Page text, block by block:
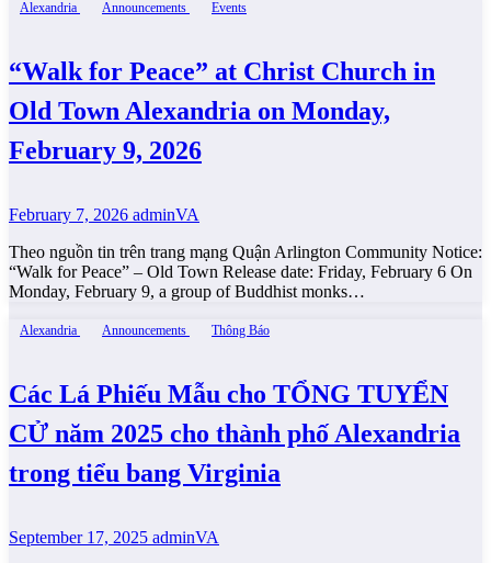
Alexandria Announcements Events
“Walk for Peace” at Christ Church in
Old Town Alexandria on Monday,
February 9, 2026
February 7, 2026 adminVA
Theo nguồn tin trên trang mạng Quận Arlington Community Notice:
“Walk for Peace” – Old Town Release date: Friday, February 6 On
Monday, February 9, a group of Buddhist monks…
Alexandria Announcements Thông Báo
Các Lá Phiếu Mẫu cho TỔNG TUYỂN
CỬ năm 2025 cho thành phố Alexandria
trong tiểu bang Virginia
September 17, 2025 adminVA